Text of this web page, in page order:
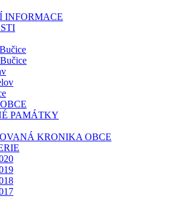
INFORMACE
PAMÁTKY
KRONIKA OBCE